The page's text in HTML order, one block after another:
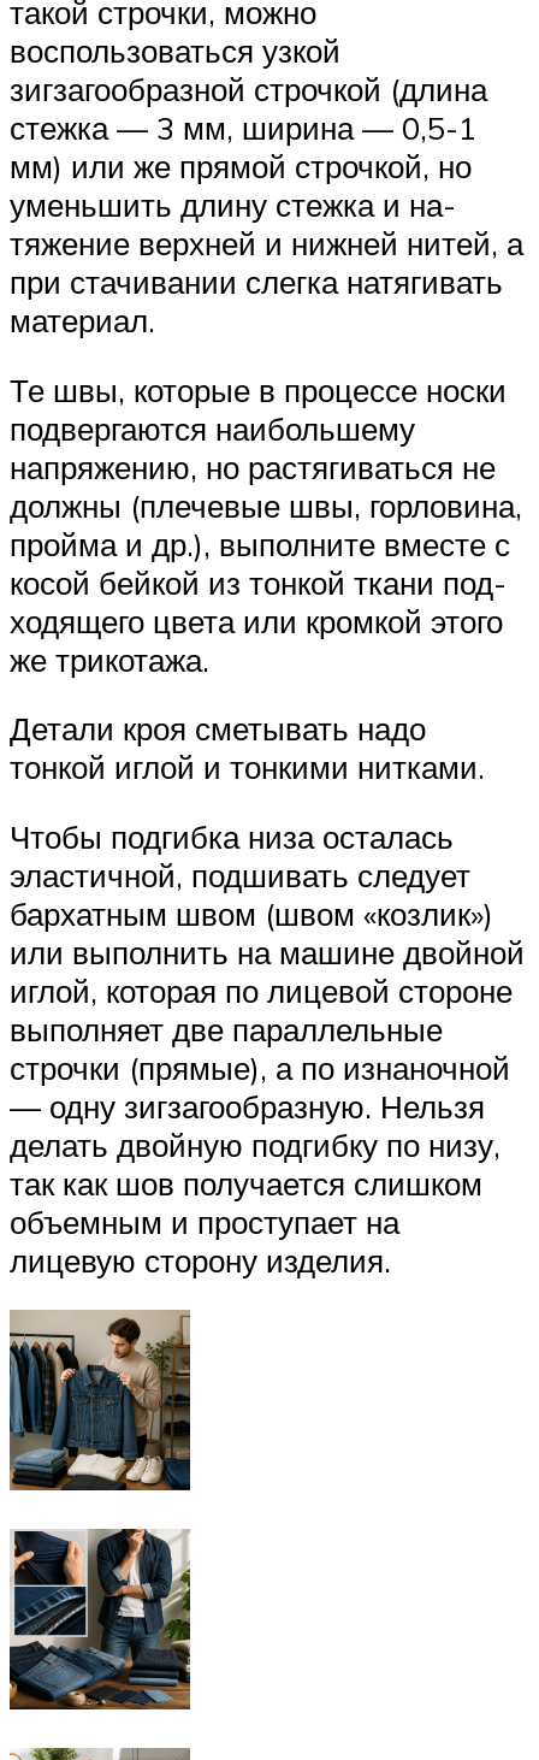
такой строчки, мож­но
воспользоваться узкой
зигзагообразной строчкой (длина
стежка — 3 мм, ширина — 0,5-1
мм) или же прямой строчкой, но
уменьшить длину стежка и на­
тяжение верхней и нижней нитей, а
при стачивании слегка натягивать
материал.
Те швы, которые в процессе носки
подвергаются наибольшему
напряжению, но растягиваться не
дол­жны (плечевые швы, горловина,
пройма и др.), вы­полните вместе с
косой бейкой из тонкой ткани под­
ходящего цвета или кромкой этого
же трикотажа.
Детали кроя сметывать надо
тонкой иглой и тон­кими нитками.
Чтобы подгибка низа осталась
эластичной, подши­вать следует
бархатным швом (швом «козлик»)
или выполнить на машине двойной
иглой, которая по лицевой стороне
выполняет две параллельные
строч­ки (прямые), а по изнаночной
— одну зигзагообраз­ную. Нельзя
делать двойную подгибку по низу,
так как шов получается слишком
объемным и проступа­ет на
лицевую сторону изделия.